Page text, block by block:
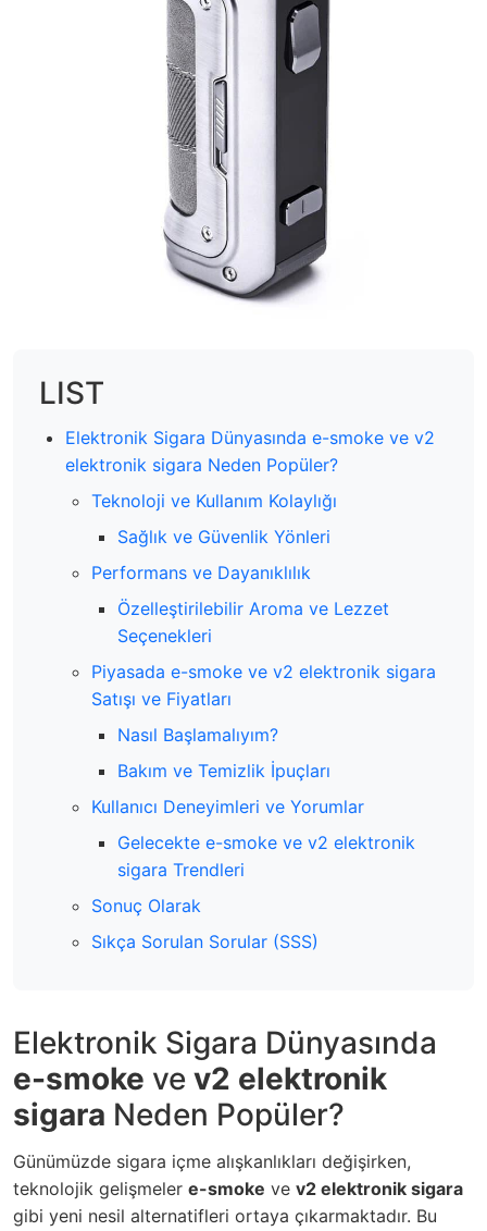
LIST
Elektronik Sigara Dünyasında e-smoke ve v2
elektronik sigara Neden Popüler?
Teknoloji ve Kullanım Kolaylığı
Sağlık ve Güvenlik Yönleri
Performans ve Dayanıklılık
Özelleştirilebilir Aroma ve Lezzet
Seçenekleri
Piyasada e-smoke ve v2 elektronik sigara
Satışı ve Fiyatları
Nasıl Başlamalıyım?
Bakım ve Temizlik İpuçları
Kullanıcı Deneyimleri ve Yorumlar
Gelecekte e-smoke ve v2 elektronik
sigara Trendleri
Sonuç Olarak
Sıkça Sorulan Sorular (SSS)
Elektronik Sigara Dünyasında
e-smoke ve v2 elektronik
sigara Neden Popüler?
Günümüzde sigara içme alışkanlıkları değişirken,
teknolojik gelişmeler e-smoke ve v2 elektronik sigara
gibi yeni nesil alternatifleri ortaya çıkarmaktadır. Bu